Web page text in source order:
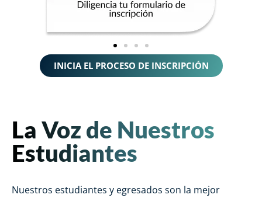
INICIA EL PROCESO DE INSCRIPCIÓN
La Voz de Nuestros
Estudiantes
Nuestros estudiantes y egresados son la mejor